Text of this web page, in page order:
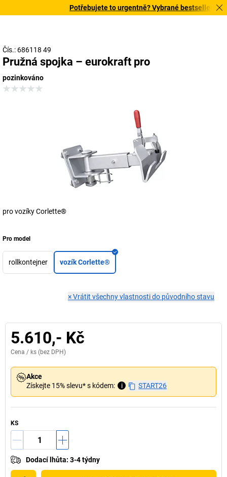
Potřebujete to urgentně? Vybrané bestsellery
Čís.: 686118 49
Pružná spojka – eurokraft pro
pozinkováno
pro vozíky Corlette®
Pro model
rollkontejner vozík Corlette®
×Vrátit všechny vlastnosti do původního stavu
5.610,- Kč
Cena / ks (bez DPH)
Akce
Získejte 15% slevu* s kódem:
i START26
KS
Dodací lhůta: 3-4 týdny